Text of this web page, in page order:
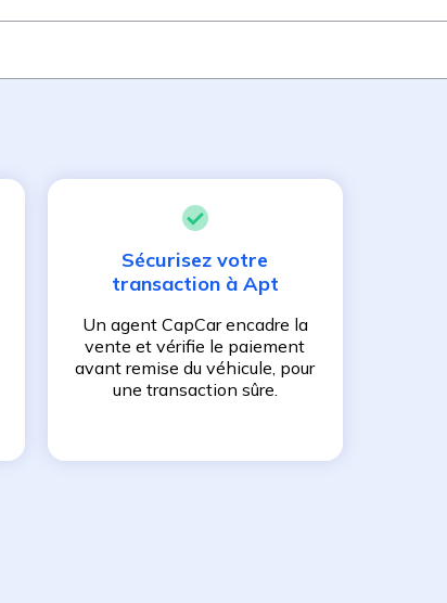
Sécurisez votre
transaction à Apt
Un agent CapCar encadre la
vente et vérifie le paiement
avant remise du véhicule, pour
une transaction sûre.